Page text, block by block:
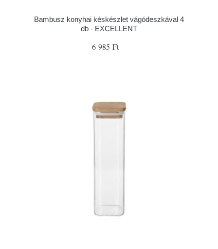
Bambusz konyhai késkészlet vágódeszkával 4
db - EXCELLENT
6 985 Ft